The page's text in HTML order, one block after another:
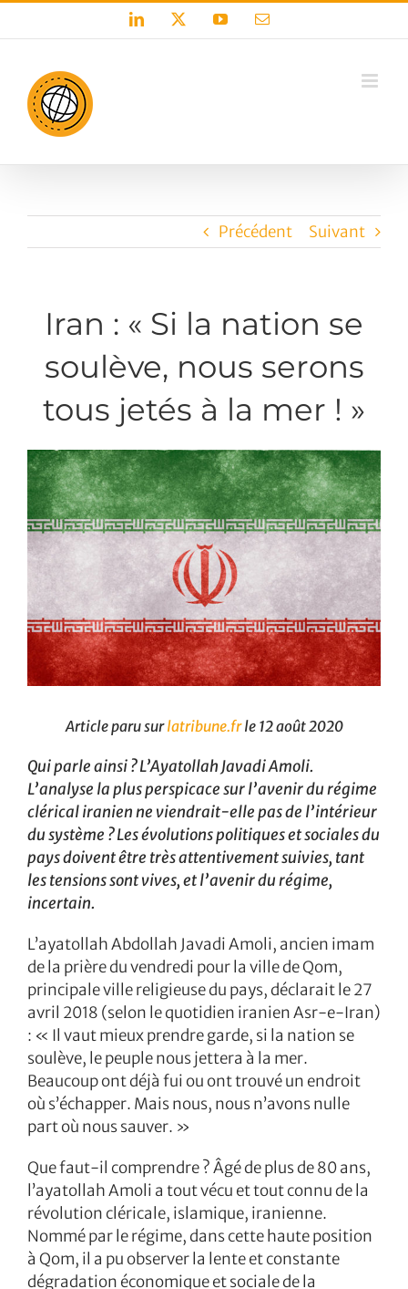
LinkedIn YouTubeEmail
Précédent Suivant
Iran : « Si la nation se
soulève, nous serons
tous jetés à la mer ! »
Article paru surlatribune.frle 12 août 2020
Qui parle ainsi ? L’Ayatollah Javadi Amoli.
L’analyse la plus perspicace sur l’avenir du régime
clérical iranien ne viendrait-elle pas de l’intérieur
du système ? Les évolutions politiques et sociales du
pays doivent être très attentivement suivies, tant
les tensions sont vives, et l’avenir du régime,
incertain.
L’ayatollah Abdollah Javadi Amoli, ancien imam
de la prière du vendredi pour la ville de Qom,
principale ville religieuse du pays, déclarait le 27
avril 2018 (selon le quotidien iranien Asr-e-Iran)
: « Il vaut mieux prendre garde, si la nation se
soulève, le peuple nous jettera à la mer.
Beaucoup ont déjà fui ou ont trouvé un endroit
où s’échapper. Mais nous, nous n’avons nulle
part où nous sauver. »
Que faut-il comprendre ? Âgé de plus de 80 ans,
l’ayatollah Amoli a tout vécu et tout connu de la
révolution cléricale, islamique, iranienne.
Nommé par le régime, dans cette haute position
à Qom, il a pu observer la lente et constante
dégradation économique et sociale de la